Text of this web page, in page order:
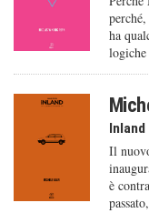
ha
Inland
Il
è